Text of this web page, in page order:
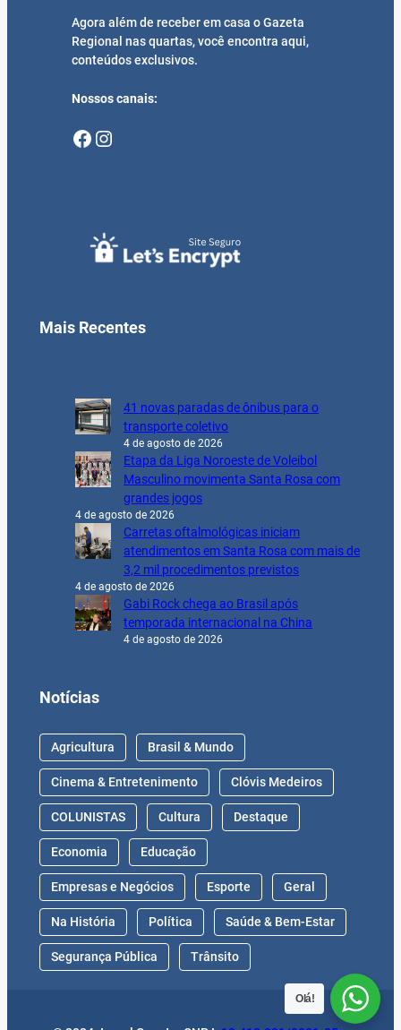
Agora além de receber em casa o Gazeta
Regional nas quartas, você encontra aqui,
conteúdos exclusivos.
Nossos canais:
Facebook Instagram
Mais Recentes
41 novas paradas de ônibus para o
transporte coletivo
4 de agosto de 2026
Etapa da Liga Noroeste de Voleibol
Masculino movimenta Santa Rosa com
grandes jogos
4 de agosto de 2026
Carretas oftalmológicas iniciam
atendimentos em Santa Rosa com mais de
3,2 mil procedimentos previstos
4 de agosto de 2026
Gabi Rock chega ao Brasil após
temporada internacional na China
4 de agosto de 2026
Notícias
Agricultura Brasil & Mundo
Cinema & Entretenimento Clóvis Medeiros
COLUNISTAS Cultura Destaque
Economia Educação
Empresas e Negócios Esporte Geral
Na História Política Saúde & Bem-Estar
Segurança Pública Trânsito
Olá!